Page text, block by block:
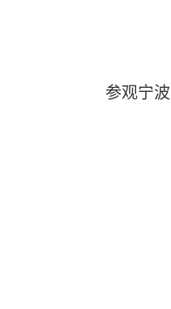
参观宁